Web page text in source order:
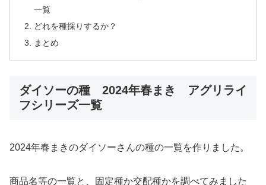
一覧
どれを種採りするか？
まとめ
ダイソーの種 2024年春まき アグリライ
フシリーズ一覧
2024年春まきのダイソーさんの種の一覧を作りました。
商品名等の一覧と、固定種か交配種かを調べてみました